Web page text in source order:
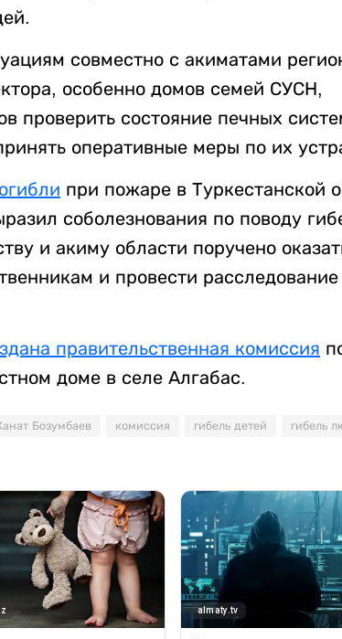
совместно с акиматами
особенно домов семей СУСН,
проверить состояние печных
оперативные меры по их
при пожаре в Туркестанской
соболезнования по поводу
и акиму области поручено
и провести
правительственная комиссия
доме в селе Алгабас.
Бозумбаев комиссия гибель детей гибель